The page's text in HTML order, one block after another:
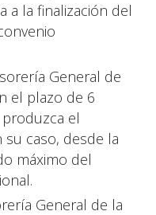
a la finalización del
General de
el plazo de 6
el
caso, desde la
máximo del
General de la